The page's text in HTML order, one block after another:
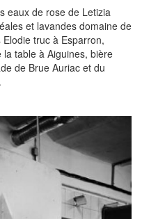
eaux de rose de Letizia
et lavandes domaine de
truc à Esparron,
table à Aiguines, bière
de Brue Auriac et du